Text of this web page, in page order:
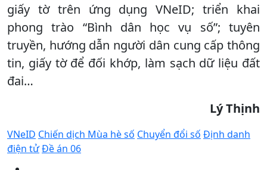
giấy tờ trên ứng dụng VNeID; triển khai
phong trào “Bình dân học vụ số”; tuyên
truyền, hướng dẫn người dân cung cấp thông
tin, giấy tờ để đối khớp, làm sạch dữ liệu đất
đai…
Lý Thịnh
VNeID Chiến dịch Mùa hè số Chuyển đổi số Định danh
điện tửĐề án 06